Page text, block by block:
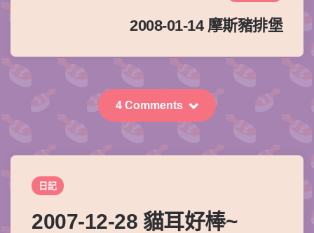
2008-01-14 摩斯豬排堡
4 Comments
日記
2007-12-28 貓耳好棒~